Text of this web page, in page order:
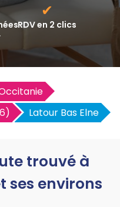
✔
RDV en 2 clics
Latour Bas Elne
trouvé à
ses environs